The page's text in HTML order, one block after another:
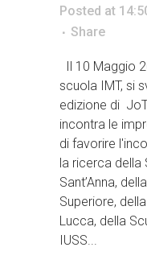
Posted at
Share
Il 10 Maggio
scuola IMT, si
edizione di
incontra le
di favorire
la ricerca della
Sant’Anna,
Superiore,
Lucca, della
IUSS...